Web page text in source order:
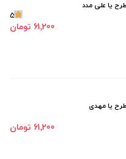
یا علی مدد
5
61٬200 تومان
یا مهدی
61٬200 تومان